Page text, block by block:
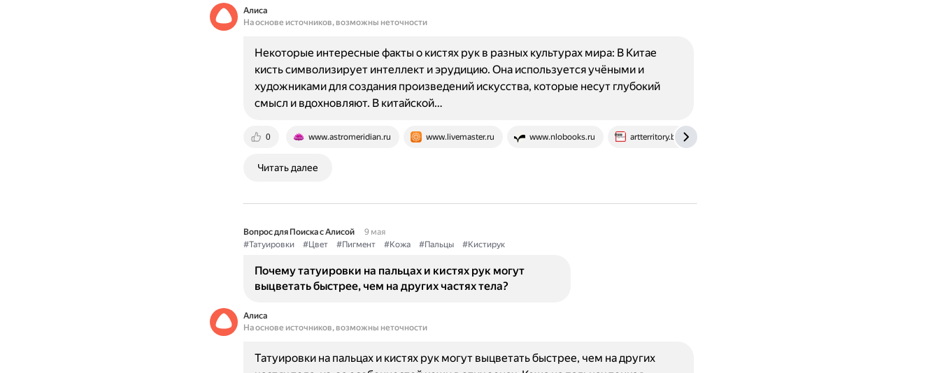
Алиса
На основе источников, возможны неточности
0 www.astromeridian.ru www.livemaster.ru www.nlobooks.ru artterritory.by
Некоторые интересные факты о кистях рук в разных культурах мира: В Китае
кисть символизирует интеллект и эрудицию. Она используется учёными и
художниками для создания произведений искусства, которые несут глубокий
смысл и вдохновляют. В китайской…
Читать далее
Вопрос для Поиска с Алисой
9 мая
#Татуировки
#Цвет #Пигмент #Кожа #Пальцы #Кистирук
Почему татуировки на пальцах и кистях рук могут
выцветать быстрее, чем на других частях тела?
Алиса
На основе источников, возможны неточности
Татуировки на пальцах и кистях рук могут выцветать быстрее, чем на других